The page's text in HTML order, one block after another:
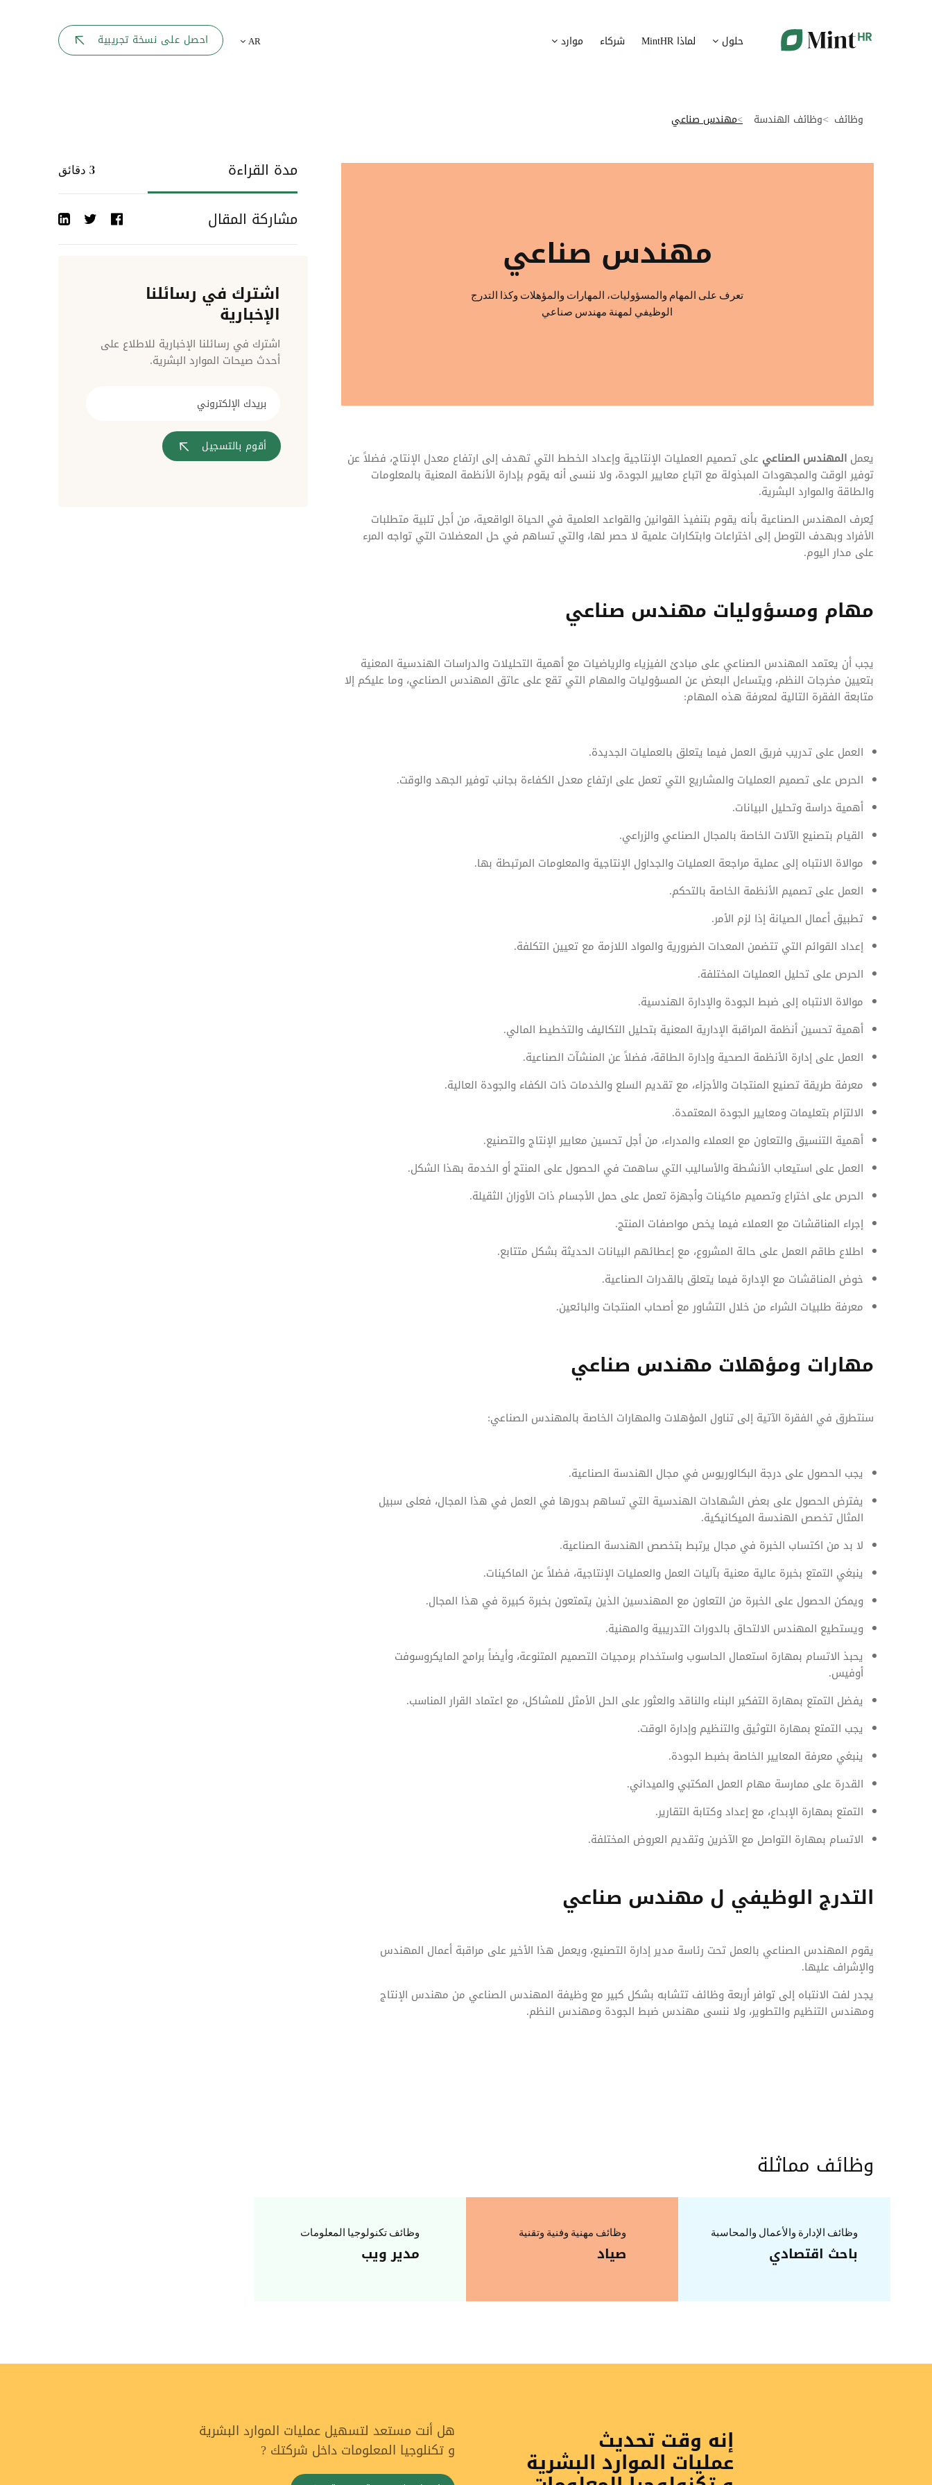
حلول لماذا MintHR شركاء موارد AR احصل على نسخة تجريبية
وظائف وظائف الهندسة مهندس صناعي
مهندس صناعي
تعرف على المهام والمسؤوليات، المهارات والمؤهلات وكذا التدرج
الوظيفي لمهنة مهندس صناعي
يعمل المهندس الصناعي على تصميم العمليات الإنتاجية وإعداد الخطط التي تهدف إلى ارتفاع معدل الإنتاج، فضلاً عن
توفير الوقت والمجهودات المبذولة مع اتباع معايير الجودة، ولا ننسى أنه يقوم بإدارة الأنظمة المعنية بالمعلومات
والطاقة والموارد البشرية.
يُعرف المهندس الصناعية بأنه يقوم بتنفيذ القوانين والقواعد العلمية في الحياة الواقعية، من أجل تلبية متطلبات
الأفراد وبهدف التوصل إلى اختراعات وابتكارات علمية لا حصر لها، والتي تساهم في حل المعضلات التي تواجه المرء
على مدار اليوم.
مهام ومسؤوليات مهندس صناعي
يجب أن يعتمد المهندس الصناعي على مبادئ الفيزياء والرياضيات مع أهمية التحليلات والدراسات الهندسية المعنية
بتعيين مخرجات النظم، ويتساءل البعض عن المسؤوليات والمهام التي تقع على عاتق المهندس الصناعي، وما عليكم إلا
متابعة الفقرة التالية لمعرفة هذه المهام:
العمل على تدريب فريق العمل فيما يتعلق بالعمليات الجديدة.
الحرص على تصميم العمليات والمشاريع التي تعمل على ارتفاع معدل الكفاءة بجانب توفير الجهد والوقت.
أهمية دراسة وتحليل البيانات.
القيام بتصنيع الآلات الخاصة بالمجال الصناعي والزراعي.
موالاة الانتباه إلى عملية مراجعة العمليات والجداول الإنتاجية والمعلومات المرتبطة بها.
العمل على تصميم الأنظمة الخاصة بالتحكم.
تطبيق أعمال الصيانة إذا لزم الأمر.
إعداد القوائم التي تتضمن المعدات الضرورية والمواد اللازمة مع تعيين التكلفة.
الحرص على تحليل العمليات المختلفة.
موالاة الانتباه إلى ضبط الجودة والإدارة الهندسية.
أهمية تحسين أنظمة المراقبة الإدارية المعنية بتحليل التكاليف والتخطيط المالي.
العمل على إدارة الأنظمة الصحية وإدارة الطاقة، فضلاً عن المنشآت الصناعية.
معرفة طريقة تصنيع المنتجات والأجزاء، مع تقديم السلع والخدمات ذات الكفاء والجودة العالية.
الالتزام بتعليمات ومعايير الجودة المعتمدة.
أهمية التنسيق والتعاون مع العملاء والمدراء، من أجل تحسين معايير الإنتاج والتصنيع.
العمل على استيعاب الأنشطة والأساليب التي ساهمت في الحصول على المنتج أو الخدمة بهذا الشكل.
الحرص على اختراع وتصميم ماكينات وأجهزة تعمل على حمل الأجسام ذات الأوزان الثقيلة.
إجراء المناقشات مع العملاء فيما يخص مواصفات المنتج.
اطلاع طاقم العمل على حالة المشروع، مع إعطائهم البيانات الحديثة بشكل متتابع.
خوض المناقشات مع الإدارة فيما يتعلق بالقدرات الصناعية.
معرفة طلبيات الشراء من خلال التشاور مع أصحاب المنتجات والبائعين.
مهارات ومؤهلات مهندس صناعي
سنتطرق في الفقرة الآتية إلى تناول المؤهلات والمهارات الخاصة بالمهندس الصناعي:
يجب الحصول على درجة البكالوريوس في مجال الهندسة الصناعية.
يفترض الحصول على بعض الشهادات الهندسية التي تساهم بدورها في العمل في هذا المجال، فعلى سبيل
المثال تخصص الهندسة الميكانيكية.
لا بد من اكتساب الخبرة في مجال يرتبط بتخصص الهندسة الصناعية.
ينبغي التمتع بخبرة عالية معنية بآليات العمل والعمليات الإنتاجية، فضلاً عن الماكينات.
ويمكن الحصول على الخبرة من التعاون مع المهندسين الذين يتمتعون بخبرة كبيرة في هذا المجال.
ويستطيع المهندس الالتحاق بالدورات التدريبية والمهنية.
يحبذ الاتسام بمهارة استعمال الحاسوب واستخدام برمجيات التصميم المتنوعة، وأيضاً برامج المايكروسوفت
أوفيس.
يفضل التمتع بمهارة التفكير البناء والناقد والعثور على الحل الأمثل للمشاكل، مع اعتماد القرار المناسب.
يجب التمتع بمهارة التوثيق والتنظيم وإدارة الوقت.
ينبغي معرفة المعايير الخاصة بضبط الجودة.
القدرة على ممارسة مهام العمل المكتبي والميداني.
التمتع بمهارة الإبداع، مع إعداد وكتابة التقارير.
الاتسام بمهارة التواصل مع الآخرين وتقديم العروض المختلفة.
التدرج الوظيفي ل مهندس صناعي
يقوم المهندس الصناعي بالعمل تحت رئاسة مدير إدارة التصنيع، ويعمل هذا الأخير على مراقبة أعمال المهندس
والإشراف عليها.
يجدر لفت الانتباه إلى توافر أربعة وظائف تتشابه بشكل كبير مع وظيفة المهندس الصناعي من مهندس الإنتاج
ومهندس التنظيم والتطوير، ولا ننسى مهندس ضبط الجودة ومهندس النظم.
مدة القراءة 3 دقائق
مشاركة المقال
اشترك في رسائلنا
الإخبارية
اشترك في رسائلنا الإخبارية للاطلاع على
أحدث صيحات الموارد البشرية.
أقوم بالتسجيل
وظائف مماثلة
وظائف الإدارة والأعمال والمحاسبة
باحث اقتصادي
وظائف مهنية وفنية وتقنية
صياد
وظائف تكنولوجيا المعلومات
مدير ويب
إنه وقت تحديث
عمليات الموارد البشرية
هل أنت مستعد لتسهيل عمليات الموارد البشرية
و تكنلوجيا المعلومات داخل شركتك ?
بيانات الموارد البشرية ممركزة في بوابة واحدة قم برقمنة عملية التوظيف الخاصة بك
قم بإدارة الوثائق الإدارية بشكل أوتوماتيكي ضمان متابعة أفضل لمسارات تدريب موظفيك تحويل طلبات تدخلات تكنولوجيا المعلومات إلى
قم بتتبع طلبات استرداد تكاليف الرعاية
أحداث الشركة
مراقبة الدخول